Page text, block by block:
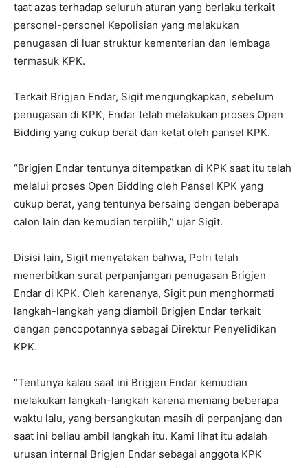
taat azas terhadap seluruh aturan yang berlaku terkait
personel-personel Kepolisian yang melakukan
penugasan di luar struktur kementerian dan lembaga
termasuk KPK.
Terkait Brigjen Endar, Sigit mengungkapkan, sebelum
penugasan di KPK, Endar telah melakukan proses Open
Bidding yang cukup berat dan ketat oleh pansel KPK.
“Brigjen Endar tentunya ditempatkan di KPK saat itu telah
melalui proses Open Bidding oleh Pansel KPK yang
cukup berat, yang tentunya bersaing dengan beberapa
calon lain dan kemudian terpilih,” ujar Sigit.
Disisi lain, Sigit menyatakan bahwa, Polri telah
menerbitkan surat perpanjangan penugasan Brigjen
Endar di KPK. Oleh karenanya, Sigit pun menghormati
langkah-langkah yang diambil Brigjen Endar terkait
dengan pencopotannya sebagai Direktur Penyelidikan
KPK.
“Tentunya kalau saat ini Brigjen Endar kemudian
melakukan langkah-langkah karena memang beberapa
waktu lalu, yang bersangkutan masih di perpanjang dan
saat ini beliau ambil langkah itu. Kami lihat itu adalah
urusan internal Brigjen Endar sebagai anggota KPK